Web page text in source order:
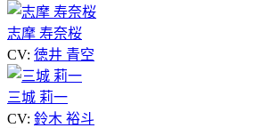
志摩 寿奈桜
CV: 徳井 青空
三城 莉一
CV: 鈴木 裕斗